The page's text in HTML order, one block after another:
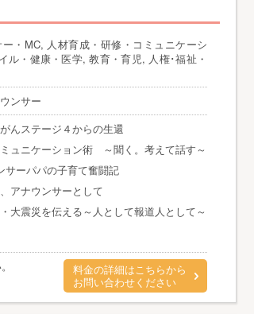
・MC, 人材育成・研修・コミュニケーシ
ル・健康・医学, 教育・育児, 人権･福祉・
ンサー
んステージ４からの生還
ュニケーション術 ～聞く。考えて話す～
サーパパの子育て奮闘記
アナウンサーとして
大震災を伝える～人として報道人として～
料金の詳細はこちらから
お問い合わせください